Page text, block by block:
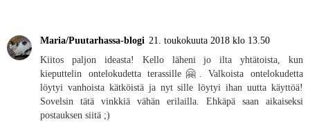
Maria/Puutarhassa-blogi 21. toukokuuta 2018 klo 13.50
Kiitos paljon ideasta! Kello läheni jo ilta yhtätoista, kun
kieputtelin ontelokudetta terassille🤗. Valkoista ontelokudetta
löytyi vanhoista kätköistä ja nyt sille löytyi ihan uutta käyttöä!
Sovelsin tätä vinkkiä vähän erilailla. Ehkäpä saan aikaiseksi
postauksen siitä ;)